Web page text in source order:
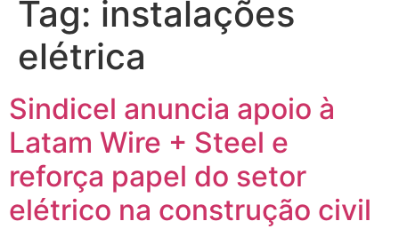
Tag: instalações
elétrica
Sindicel anuncia apoio à
Latam Wire + Steel e
reforça papel do setor
elétrico na construção civil